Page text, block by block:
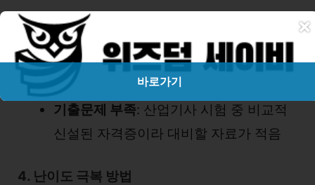
출력 및 후가공 지식 필요
이 아닌 출력 설정, 소재 이해, 후가공 방
법까지 숙지해야 함
기출문제 부족: 산업기사 시험 중 비교적
신설된 자격증이라 대비할 자료가 적음
4. 난이도 극복 방법
×
바로가기